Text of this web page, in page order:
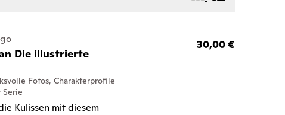
Die illustrierte
Fotos, Charakterprofile
Kulissen mit diesem
30,00 €